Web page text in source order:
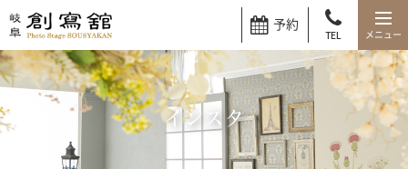
予約
TEL
インスタ